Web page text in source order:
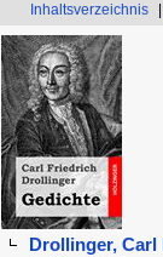
Inhaltsverzeichnis
Drollinger,